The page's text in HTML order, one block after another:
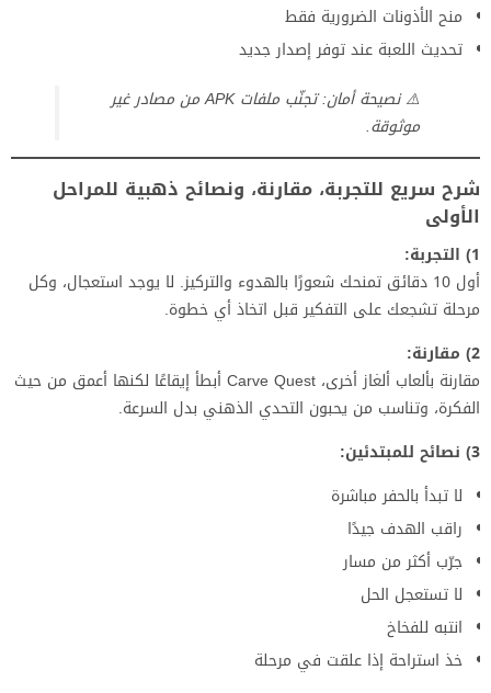
منح الأذونات الضرورية فقط
تحديث اللعبة عند توفر إصدار جديد
⚠️ نصيحة أمان: تجنّب ملفات APK من مصادر غير
موثوقة.
شرح سريع للتجربة، مقارنة، ونصائح ذهبية للمراحل
الأولى
1) التجربة:
أول 10 دقائق تمنحك شعورًا بالهدوء والتركيز. لا يوجد استعجال، وكل
مرحلة تشجعك على التفكير قبل اتخاذ أي خطوة.
2) مقارنة:
مقارنة بألعاب ألغاز أخرى، Carve Quest أبطأ إيقاعًا لكنها أعمق من حيث
الفكرة، وتناسب من يحبون التحدي الذهني بدل السرعة.
3) نصائح للمبتدئين:
لا تبدأ بالحفر مباشرة
راقب الهدف جيدًا
جرّب أكثر من مسار
لا تستعجل الحل
انتبه للفخاخ
خذ استراحة إذا علقت في مرحلة